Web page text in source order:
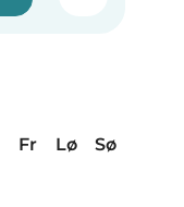
Fr Lø
Sø